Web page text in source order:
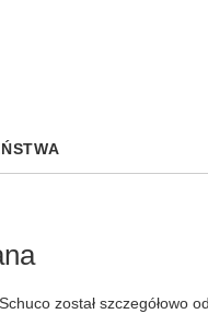
został szczegółowo